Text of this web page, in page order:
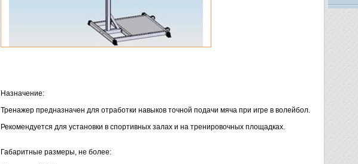
Назначение:
Тренажер предназначен для отработки навыков точной подачи мяча при игре в волейбол.
Рекомендуется для установки в спортивных залах и на тренировочных площадках.
Габаритные размеры, не более: